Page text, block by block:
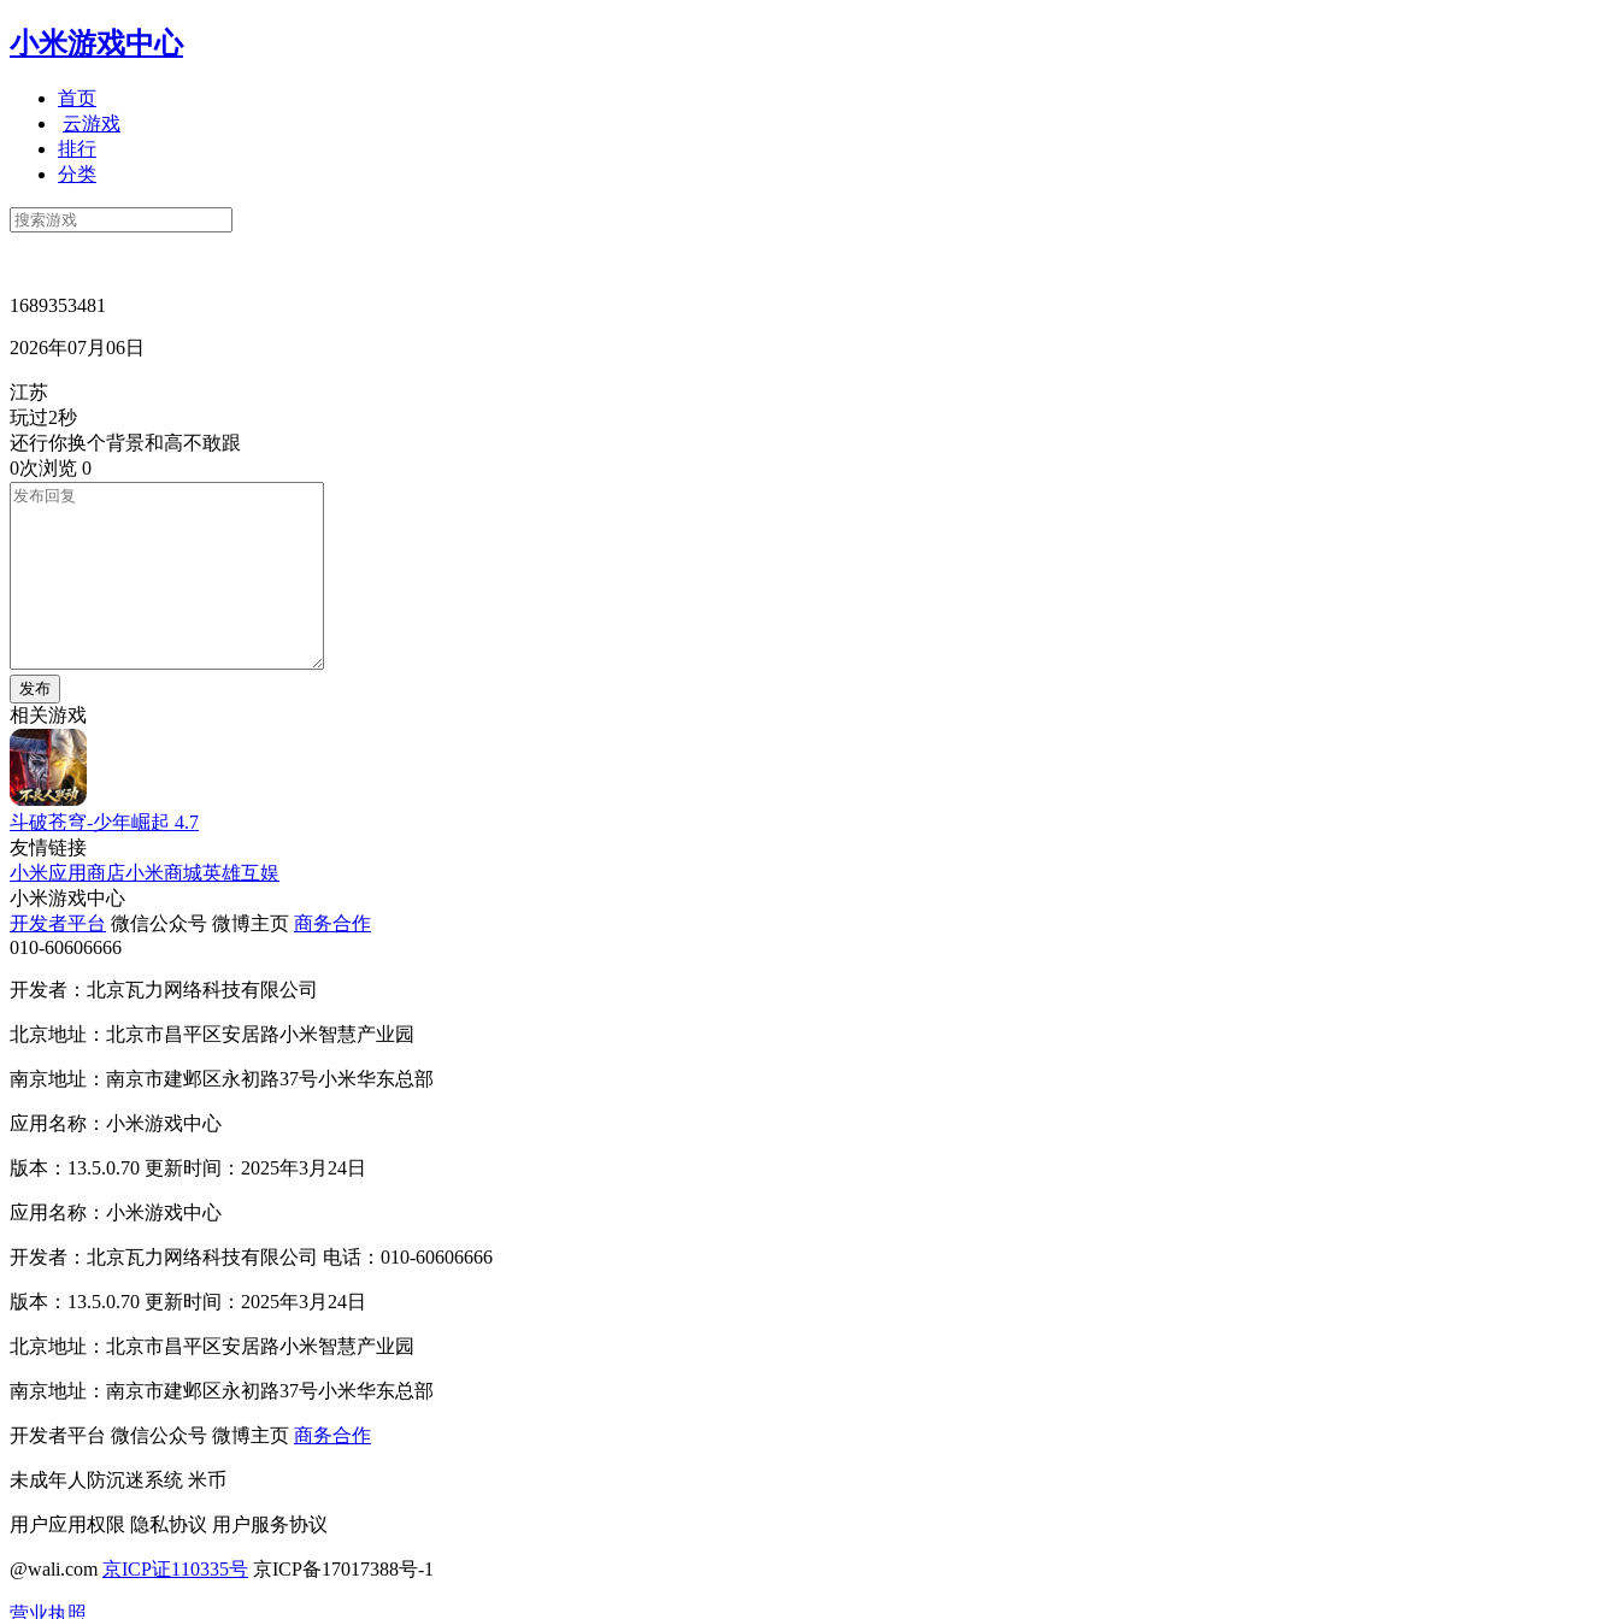
小米游戏中心
首页
云游戏
排行
分类
1689353481
2026年07月06日
江苏
玩过2秒
还行你换个背景和高不敢跟
0次浏览 0
发布
相关游戏
斗破苍穹-少年崛起 4.7
友情链接
小米应用商店小米商城英雄互娱
小米游戏中心
开发者平台 微信公众号 微博主页 商务合作
010-60606666
开发者：北京瓦力网络科技有限公司
北京地址：北京市昌平区安居路小米智慧产业园
南京地址：南京市建邺区永初路37号小米华东总部
应用名称：小米游戏中心
版本：13.5.0.70 更新时间：2025年3月24日
应用名称：小米游戏中心
开发者：北京瓦力网络科技有限公司 电话：010-60606666
版本：13.5.0.70 更新时间：2025年3月24日
北京地址：北京市昌平区安居路小米智慧产业园
南京地址：南京市建邺区永初路37号小米华东总部
开发者平台 微信公众号 微博主页 商务合作
未成年人防沉迷系统 米币
用户应用权限 隐私协议 用户服务协议
@wali.com 京ICP证110335号 京ICP备17017388号-1
营业执照